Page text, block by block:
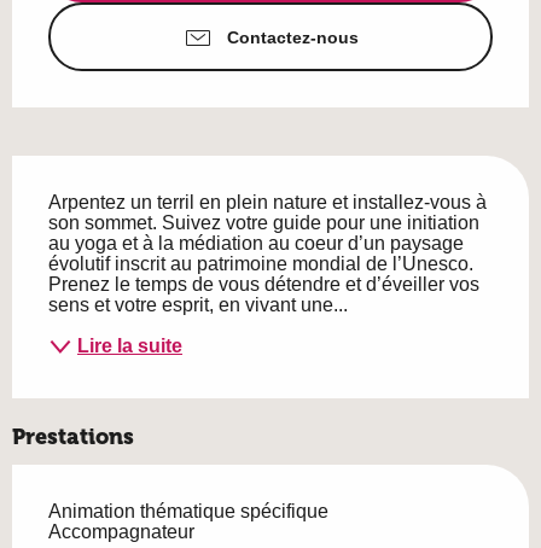
Contactez-nous
Arpentez un terril en plein nature et installez-vous à
son sommet. Suivez votre guide pour une initiation
au yoga et à la médiation au coeur d’un paysage
évolutif inscrit au patrimoine mondial de l’Unesco.
Prenez le temps de vous détendre et d’éveiller vos
sens et votre esprit, en vivant une...
Lire la suite
Prestations
Animation thématique spécifique
Accompagnateur